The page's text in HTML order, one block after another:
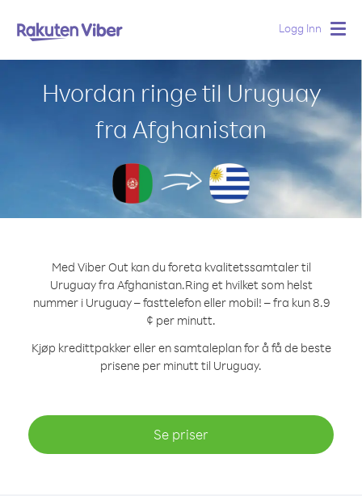
Logg Inn
Hvordan ringe til Uruguay
fra Afghanistan
Med Viber Out kan du foreta kvalitetssamtaler til
Uruguay fra Afghanistan.Ring et hvilket som helst
nummer i Uruguay – fasttelefon eller mobil! – fra kun 8.9
¢ per minutt.
Kjøp kredittpakker eller en samtaleplan for å få de beste
prisene per minutt til Uruguay.
Se priser